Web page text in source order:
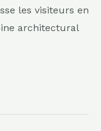
les visiteurs en
architectural